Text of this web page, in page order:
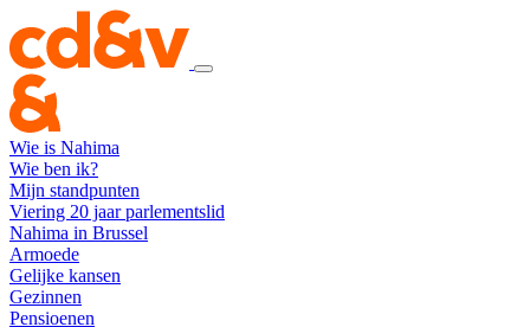
Wie is Nahima
Wie ben ik?
Mijn standpunten
Viering 20 jaar parlementslid
Nahima in Brussel
Armoede
Gelijke kansen
Gezinnen
Pensioenen